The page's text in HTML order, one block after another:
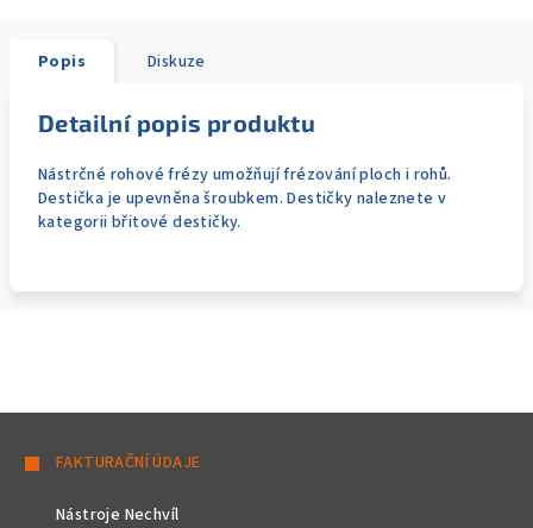
Popis Diskuze
Detailní popis produktu
Nástrčné rohové frézy umožňují frézování ploch i rohů.
Destička je upevněna šroubkem. Destičky naleznete v
kategorii břitové destičky.
FAKTURAČNÍ ÚDAJE
Nástroje Nechvíl